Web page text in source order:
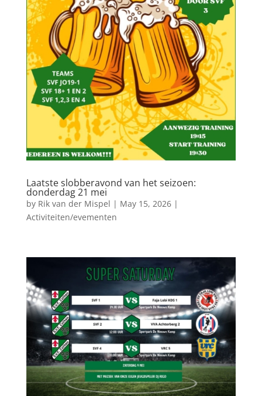
Laatste slobberavond van het seizoen:
donderdag 21 mei
by Rik van der Mispel | May 15, 2026|
Activiteiten/evementen